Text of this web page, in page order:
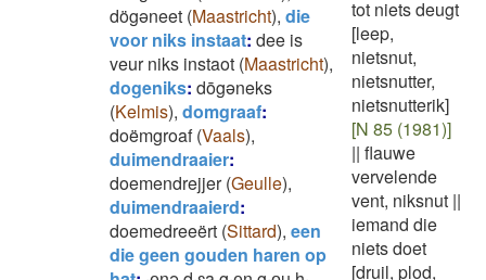
dögəneet (Maastricht), die
voor niks instaat: dee is
veur niks instaot (Maastricht),
dogeniks: dōgǝneks
(Kelmis), domgraaf:
doëmgroaf(Vaals),
duimendraaier:
doemendrejjer(Geulle),
duimendraaierd:
doemedreeërt (Sittard), een
die geen gouden haren op
tot niets deugt
[leep,
nietsnut,
nietsnutter,
nietsnutterik]
[N 85 (1981)]
|| flauwe
vervelende
vent, niksnut ||
iemand die
niets doet
[druil, plod,